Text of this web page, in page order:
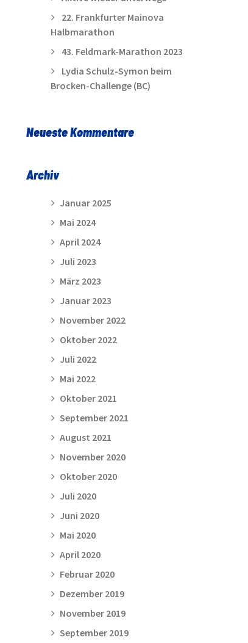
22. Frankfurter Mainova
Halbmarathon
43. Feldmark-Marathon 2023
Lydia Schulz-Symon beim
Brocken-Challenge (BC)
Neueste Kommentare
Archiv
Januar 2025
Mai 2024
April 2024
Juli 2023
März 2023
Januar 2023
November 2022
Oktober 2022
Juli 2022
Mai 2022
Oktober 2021
September 2021
August 2021
November 2020
Oktober 2020
Juli 2020
Juni 2020
Mai 2020
April 2020
Februar 2020
Dezember 2019
November 2019
September 2019